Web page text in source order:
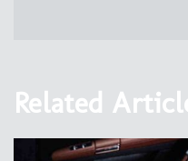
Related